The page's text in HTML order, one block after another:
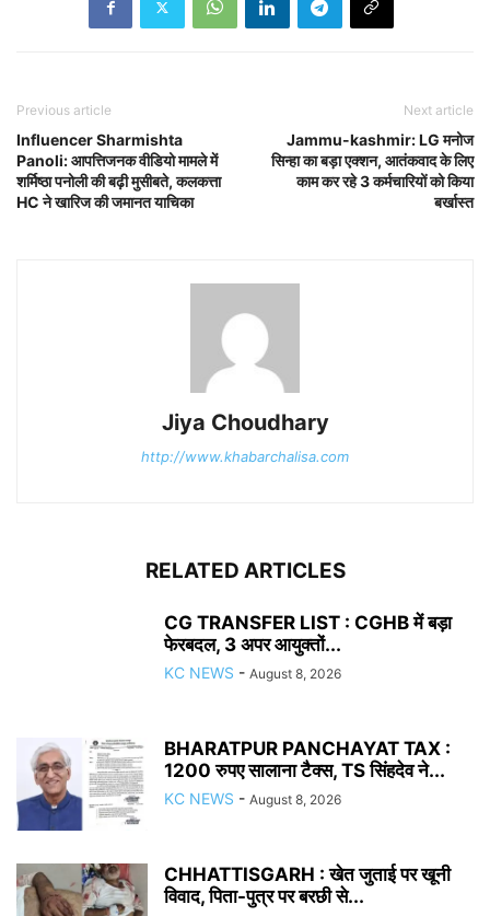
Previous article
Influencer Sharmishta
Panoli: आपत्तिजनक वीडियो मामले में
शर्मिष्ठा पनोली की बढ़ी मुसीबते, कलकत्ता
HC ने खारिज की जमानत याचिका
Next article
Jammu-kashmir: LG मनोज
सिन्हा का बड़ा एक्शन, आतंकवाद के लिए
काम कर रहे 3 कर्मचारियों को किया
बर्खास्त
Jiya Choudhary
http://www.khabarchalisa.com
RELATED ARTICLES
CG TRANSFER LIST : CGHB में बड़ा
फेरबदल, 3 अपर आयुक्तों...
KC NEWS - August 8, 2026
BHARATPUR PANCHAYAT TAX :
1200 रुपए सालाना टैक्स, TS सिंहदेव ने...
KC NEWS - August 8, 2026
CHHATTISGARH : खेत जुताई पर खूनी
विवाद, पिता-पुत्र पर बरछी से...